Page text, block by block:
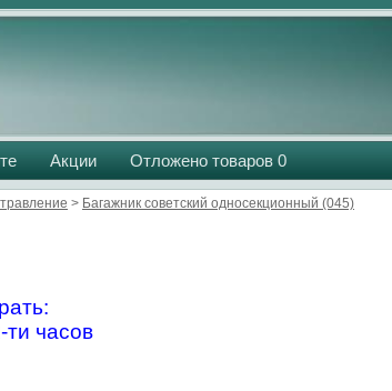
Акции Отложено товаров 0
> Багажник советский односекционный (045)
часов